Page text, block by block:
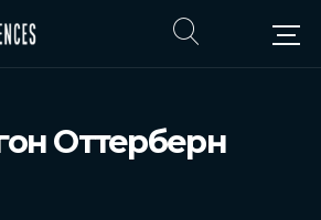
Оттерберн